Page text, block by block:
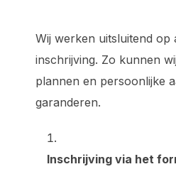
Wij werken uitsluitend op
inschrijving. Zo kunnen
plannen en persoonlijke
garanderen.
Inschrijving via het